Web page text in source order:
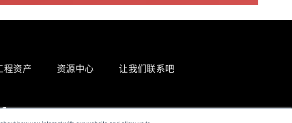
程资产 资源中心 让我们联系吧